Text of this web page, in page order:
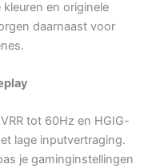
en originele
daarnaast voor
tot 60Hz en HGIG-
lage inputvertraging.
je gaminginstellingen